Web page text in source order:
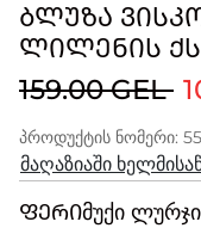
ᲑᲚᲣᲖᲐ
ᲚᲘᲚᲔᲜᲘᲡ
159.00 GEL
პროდუქტის ნომერი:
მაღაზიაში
ᲤᲔᲠᲘმუქი ლურჯი